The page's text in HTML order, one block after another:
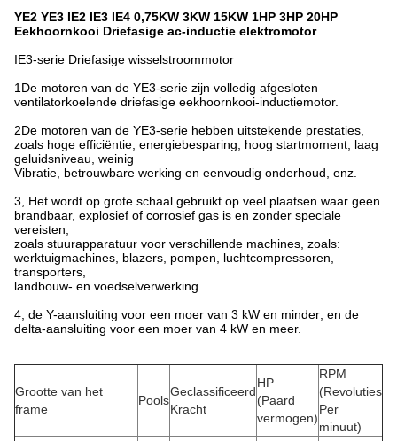
YE2 YE3 IE2 IE3 IE4 0,75KW 3KW 15KW 1HP 3HP 20HP
Eekhoornkooi Driefasige ac-inductie elektromotor
IE3-serie Driefasige wisselstroommotor
1De motoren van de YE3-serie zijn volledig afgesloten
ventilatorkoelende driefasige eekhoornkooi-inductiemotor.
2De motoren van de YE3-serie hebben uitstekende prestaties,
zoals hoge efficiëntie, energiebesparing, hoog startmoment, laag
geluidsniveau, weinig
Vibratie, betrouwbare werking en eenvoudig onderhoud, enz.
3, Het wordt op grote schaal gebruikt op veel plaatsen waar geen
brandbaar, explosief of corrosief gas is en zonder speciale
vereisten,
zoals stuurapparatuur voor verschillende machines, zoals:
werktuigmachines, blazers, pompen, luchtcompressoren,
transporters,
landbouw- en voedselverwerking.
4, de Y-aansluiting voor een moer van 3 kW en minder; en de
delta-aansluiting voor een moer van 4 kW en meer.
Grootte van het
frame
Pools
Geclassificeerd
Kracht
HP
(Paard
vermogen)
RPM
(Revoluties
Per
minuut)